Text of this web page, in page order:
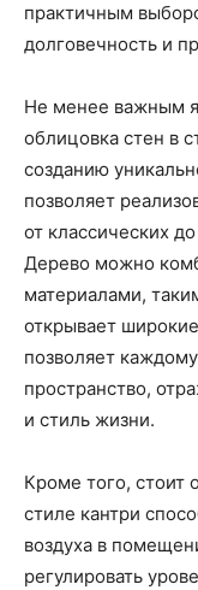
практичным
долговечность и
Не менее важным
облицовка стен в
созданию
позволяет
от классических
Дерево можно
материалами,
открывает
позволяет
пространство,
и стиль жизни.
Кроме того, стоит
стиле кантри
воздуха в
регулировать